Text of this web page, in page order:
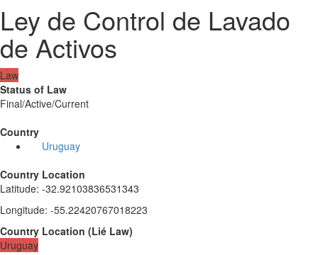
Ley de Control de Lavado
de Activos
Law
Status of Law
Final/Active/Current
Country
Uruguay
Country Location
Latitude: -32.92103836531343
Longitude: -55.22420767018223
Country Location (Lié Law)
Uruguay